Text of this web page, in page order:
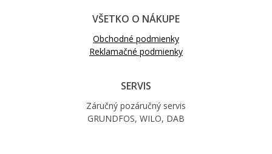
VŠETKO O NÁKUPE
Obchodné podmienky
Reklamačné podmienky
SERVIS
Záručný pozáručný servis
GRUNDFOS, WILO, DAB